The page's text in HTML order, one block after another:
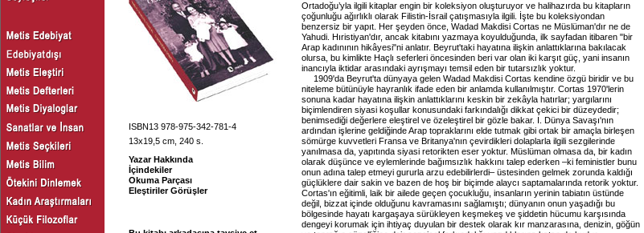
ISBN13 978-975-342-781-4
13x19,5 cm, 240 s.
Yazar Hakkında
İçindekiler
Okuma Parçası
Eleştiriler Görüşler
Ortadoğu’yla ilgili kitaplar engin bir koleksiyon oluşturuyor ve halihazırda bu kitapların
çoğunluğu ağırlıklı olarak Filistin-İsrail çatışmasıyla ilgili. İşte bu koleksiyondan
benzersiz bir yapıt. Her şeyden önce, Wadad Makdisi Cortas ne Müslüman'dır ne de
Yahudi. Hıristiyan'dır, ancak kitabını yazmaya koyulduğunda, ilk sayfadan itibaren "bir
Arap kadınının hikâyesi"ni anlatır. Beyrut'taki hayatına ilişkin anlattıklarına bakılacak
olursa, bu kimlikte Haçlı seferleri öncesinden beri var olan iki karşıt güç, yani insanın
inancıyla iktidar arasındaki ayrışmayı temsil eden bir tutarsızlık yoktur.
1909'da Beyrut'ta dünyaya gelen Wadad Makdisi Cortas kendine özgü biridir ve bu
niteleme bütünüyle hayranlık ifade eden bir anlamda kullanılmıştır. Cortas 1970'lerin
sonuna kadar hayatına ilişkin anlattıklarını keskin bir zekâyla hatırlar; yargılarını
biçimlendiren siyasi koşullar konusundaki farkındalığı dikkat çekici bir düzeydedir;
benimsediği değerlere eleştirel ve özeleştirel bir gözle bakar. I. Dünya Savaşı'nın
ardından işlerine geldiğinde Arap topraklarını elde tutmak gibi ortak bir amaçla birleşen
sömürge kuvvetleri Fransa ve Britanya'nın çevirdikleri dolaplarla ilgili sezgilerinde
yanılmasa da, yapıtında siyasi retorikten eser yoktur. Müslüman olmasa da, bir kadın
olarak düşünce ve eylemlerinde bağımsızlık hakkını talep ederken –ki feministler bunu
onun adına talep etmeyi gururla arzu edebilirlerdi– üstesinden gelmek zorunda kaldığı
güçlüklere dair sakin ve bazen de hoş bir biçimde alaycı saptamalarında retorik yoktur.
Cortas'ın eğitimli, laik bir ailede geçen çocukluğu, insanların yerinin tabiatın üstünde
değil, bizzat içinde olduğunu kavramasını sağlamıştı; dünyanın onun yaşadığı bu
bölgesinde hayatı kargaşaya sürükleyen keşmekeş ve şiddetin hücumu karşısında
dengeyi korumak için ihtiyaç duyulan bir destek olarak kır manzarasına, denizin, göğün